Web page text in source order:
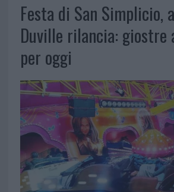
Festa di San Simplicio,
Duville rilancia: giostre
per oggi